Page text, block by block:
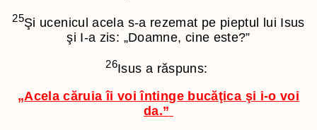
25Şi ucenicul acela s-a rezemat pe pieptul lui Isus
şi I-a zis: „Doamne, cine este?”
26Isus a răspuns:
„Acela căruia îi voi întinge bucăţica şi i-o voi
da.”